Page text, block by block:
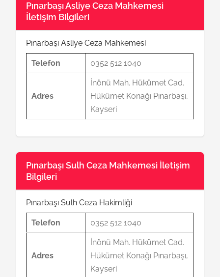
Pınarbaşı Asliye Ceza Mahkemesi
İletişim Bilgileri
Pınarbaşı Asliye Ceza Mahkemesi
Telefon 0352 512 1040
Adres
İnönü Mah. Hükümet Cad.
Hükümet Konağı Pınarbaşı,
Kayseri
Pınarbaşı Sulh Ceza Mahkemesi İletişim
Bilgileri
Pınarbaşı Sulh Ceza Hakimliği
Telefon 0352 512 1040
Adres
İnönü Mah. Hükümet Cad.
Hükümet Konağı Pınarbaşı,
Kayseri